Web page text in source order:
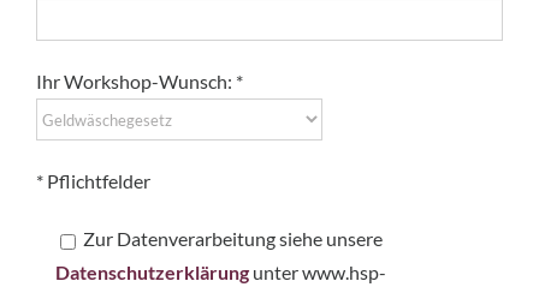
Ihr Workshop-Wunsch: *
* Pflichtfelder
Zur Datenverarbeitung siehe unsere
Datenschutzerklärungunter www.hsp-